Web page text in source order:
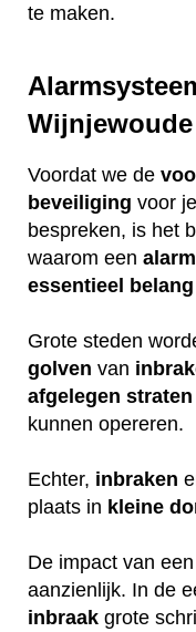
te maken.
Voordat we de
beveiliging voor
bespreken, is het
waarom een
essentieel belang
Grote steden
golven van
afgelegen straten
kunnen opereren.
Echter, inbraken
plaats in kleine
De impact van
aanzienlijk. In de
inbraak grote